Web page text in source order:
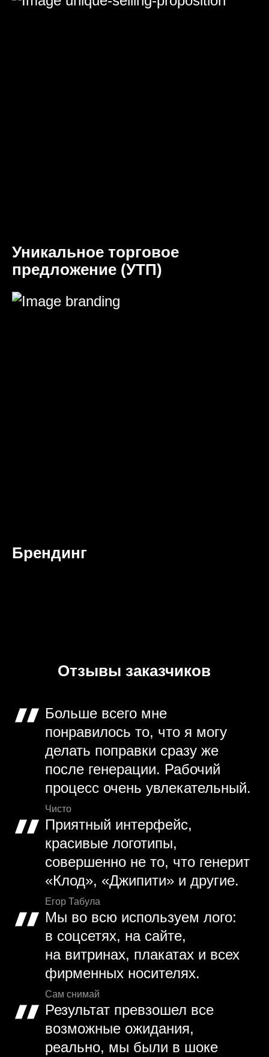
Уникальное торговое
предложение (УТП)
Брендинг
Отзывы заказчиков
Больше всего мне
понравилось то, что я могу
делать поправки сразу же
после генерации. Рабочий
процесс очень увлекательный.
Чисто
Приятный интерфейс,
красивые логотипы,
совершенно не то, что генерит
«Клод», «Джипити» и другие.
Егор Табула
Мы во всю используем лого:
в соцсетях, на сайте,
на витринах, плакатах и всех
фирменных носителях.
Сам снимай
Результат превзошел все
возможные ожидания,
реально, мы были в шоке